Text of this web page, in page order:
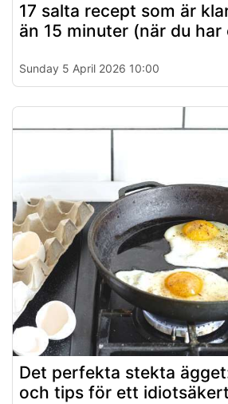
17 salta recept som är
än 15 minuter (när du
Sunday 5 April 2026 10:00
Det perfekta stekta
och tips för ett